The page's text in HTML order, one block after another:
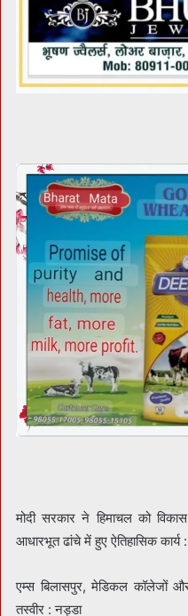
मोदी सरकार ने हिमाचल को
आधारभूत ढांचे में हुए ऐतिहासिक कार्य
एम्स बिलासपुर, मेडिकल कॉलेजों और
तस्वीर : नड्डा